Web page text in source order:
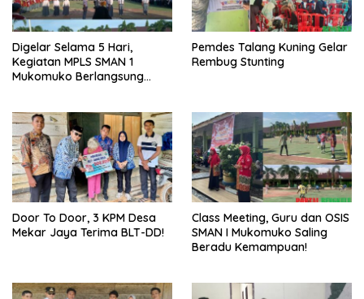
Digelar Selama 5 Hari,
Kegiatan MPLS SMAN 1
Mukomuko Berlangsung
Pemdes Talang Kuning Gelar
Rembug Stunting
Door To Door, 3 KPM Desa
Mekar Jaya Terima BLT-DD!
Class Meeting, Guru dan OSIS
SMAN I Mukomuko Saling
Beradu Kemampuan!